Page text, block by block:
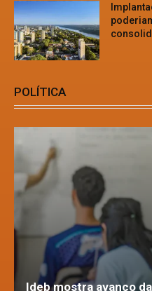
POLÍTICA
Ideb mostra avanço